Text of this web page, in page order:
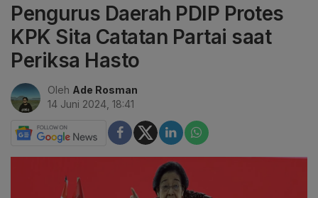
Pengurus Daerah PDIP Protes
KPK Sita Catatan Partai saat
Periksa Hasto
Oleh Ade Rosman
14 Juni 2024, 18:41